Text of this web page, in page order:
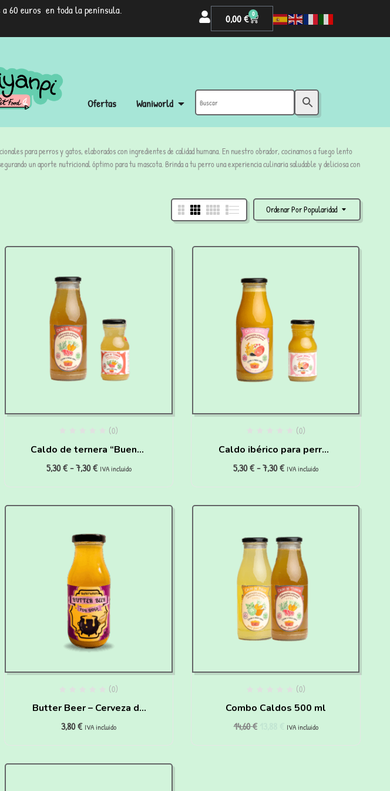
60 euros en toda la península.
0,00€ 0
Ofertas Waniworld
para perros y gatos, elaborados con ingredientes de calidad humana. En nuestro obrador, cocinamos a fuego lento
un aporte nutricional óptimo para tu mascota. Brinda a tu perro una experiencia culinaria saludable y deliciosa con
Ordenar Por Popularidad
(0)
Caldo de ternera “Buenas
digestiones” para perros
5,30€-7,30€ IVA incluido
(0)
Caldo ibérico para perros
Deportistas y Seniors
5,30€-7,30€ IVA incluido
(0)
Butter Beer – Cerveza de
Mantequilla – HAIRY
3,80€ IVA incluido
(0)
Combo Caldos 500 ml
14,60€ IVA incluido